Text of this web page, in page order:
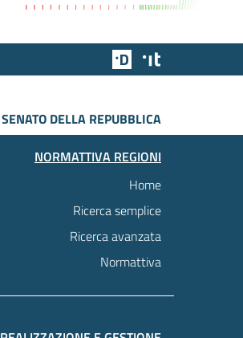
Team Digitale
SENATO DELLA REPUBBLICA
NORMATTIVA REGIONI
Home
Ricerca semplice
Ricerca avanzata
Normattiva